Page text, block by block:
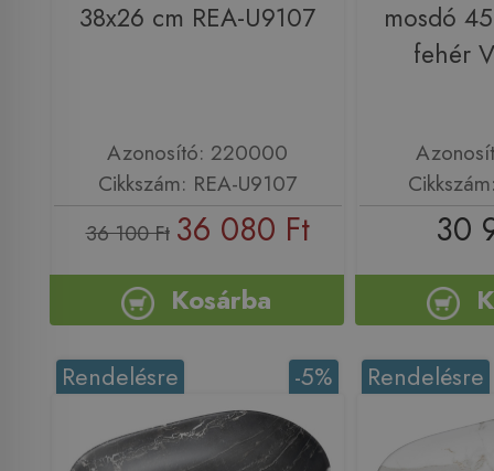
38x26 cm REA-U9107
Azonosító: 220000
Cikkszám: REA-U9107
36 100 Ft 36 080 Ft
Kosárba
mosdó
fehér
30
-5%
Rendelésre Rendelésre